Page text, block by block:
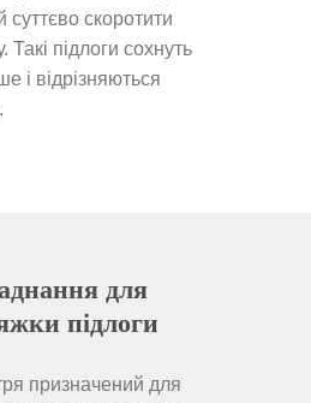
скоротити
Такі підлоги сохнуть
і відрізняються
для
підлоги
призначений для